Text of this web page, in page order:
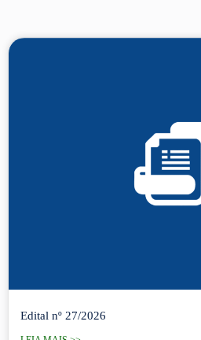
Edital nº 27/2026